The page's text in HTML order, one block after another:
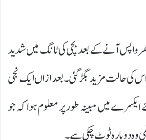
واپس آنے کے بعد بچی کی ٹانگ میں شدید
کی حالت مزید بگڑ گئی۔ بعد ازاں ایک نجی
میں مبینہ طور پر معلوم ہوا کہ جو
وہ دوبارہ ٹوٹ چکی ہے۔